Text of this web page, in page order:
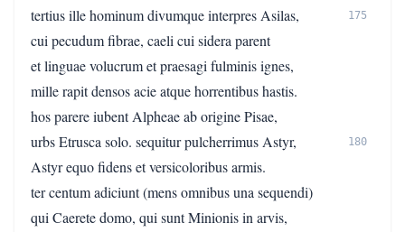
tertius ille hominum divumque interpres Asilas,
175
cui pecudum fibrae, caeli cui sidera parent
et linguae volucrum et praesagi fulminis ignes,
mille rapit densos acie atque horrentibus hastis.
hos parere iubent Alpheae ab origine Pisae,
urbs Etrusca solo. sequitur pulcherrimus Astyr,
180
Astyr equo fidens et versicoloribus armis.
ter centum adiciunt (mens omnibus una sequendi)
qui Caerete domo, qui sunt Minionis in arvis,